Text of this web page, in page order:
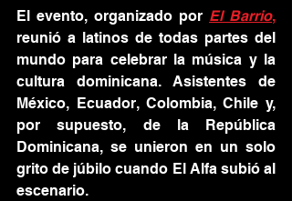
El evento, organizado por El Barrio,
reunió a latinos de todas partes del
mundo para celebrar la música y la
cultura dominicana. Asistentes de
México, Ecuador, Colombia, Chile y,
por supuesto, de la República
Dominicana, se unieron en un solo
grito de júbilo cuando El Alfa subió al
escenario.